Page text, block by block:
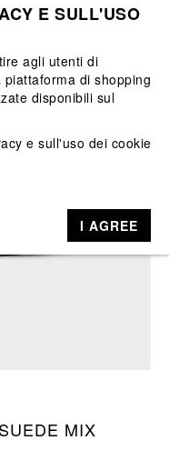
MIX
E SULL'USO
agli utenti di
di shopping
disponibili sul
e sull'uso dei cookie
I AGREE